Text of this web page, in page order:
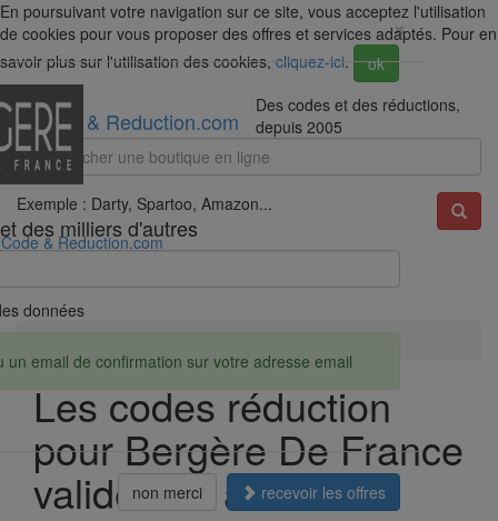
En poursuivant votre navigation sur ce site, vous acceptez l'utilisation
de cookies pour vous proposer des offres et services adaptés. Pour en
savoir plus sur l'utilisation des cookies, cliquez-ici. ok
Code & Reduction.com
Des codes et des réductions,
depuis 2005
Exemple : Darty, Spartoo, Amazon...
Code & Reduction.com
Les codes réduction
pour Bergère De France
valides en août 2026
×
des milliers d'autres
données
email de confirmation sur votre adresse email
non merci recevoir les offres